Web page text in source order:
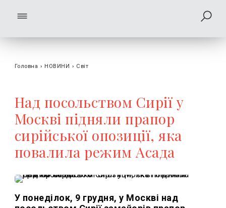
Головна › НОВИНИ › Світ
Над посольством Сирії у
Москві підняли прапор
сирійської опозиції, яка
повалила режим Асада
У понеділок, 9 грудня, у Москві над